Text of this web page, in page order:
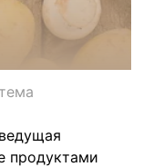
продуктами